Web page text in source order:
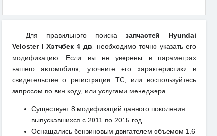
Для правильного поисказапчастей Hyundai
Veloster I Хэтчбек 4 дв. необходимо точно указать его
модификацию. Если вы не уверены в параметрах
вашего автомобиля, уточните его характеристики в
свидетельстве о регистрации ТС, или воспользуйтесь
запросом по вин коду, или услугами менеджера.
Существует 8 модификаций данного поколения,
выпускавшихся с 2011 по 2015 год.
Оснащались бензиновым двигателем объемом 1.6